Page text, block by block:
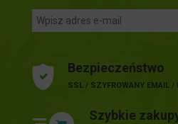
Bezpieczeństwo
SSL / SZYFROWANY EMAIL /
Szybkie